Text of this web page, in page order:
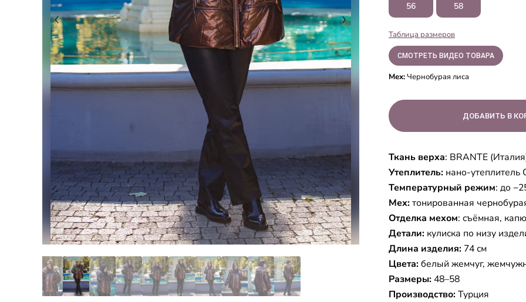
56 58
Таблица размеров
СМОТРЕТЬ ВИДЕО ТОВАРА
Мех:Чернобурая лиса
Ткань верха: BRANTE
Утеплитель: нано-утеплитель
Температурный режим: до
Мех: тонированная
Отделка мехом: съёмная,
Детали: кулиска по низу
Длина изделия: 74 см
Цвета: белый жемчуг,
Размеры: 48–58
Производство: Турция